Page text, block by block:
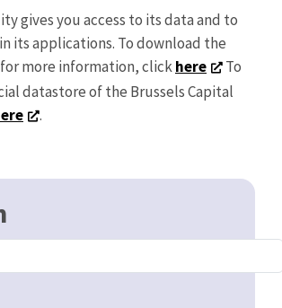
gives you access to its data and to
its applications. To download the
more information, clickhere
To
datastore of the Brussels Capital
.